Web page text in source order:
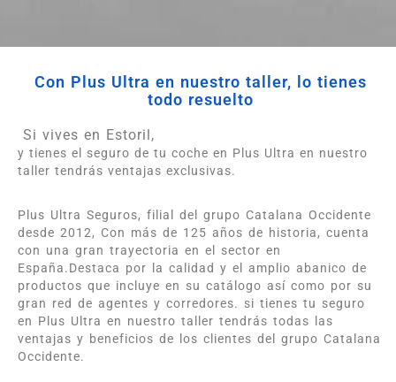
Con Plus Ultra en nuestro taller, lo tienes
todo resuelto
Si vives en Estoril,
y tienes el seguro de tu coche en Plus Ultra en nuestro
taller tendrás ventajas exclusivas.
Plus Ultra Seguros, filial del grupo Catalana Occidente
desde 2012, Con más de 125 años de historia, cuenta
con una gran trayectoria en el sector en
España.Destaca por la calidad y el amplio abanico de
productos que incluye en su catálogo así como por su
gran red de agentes y corredores. si tienes tu seguro
en Plus Ultra en nuestro taller tendrás todas las
ventajas y beneficios de los clientes del grupo Catalana
Occidente.